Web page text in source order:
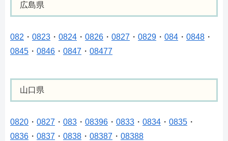
広島県
082 ・ 0823 ・ 0824 ・ 0826 ・ 0827 ・ 0829 ・ 084 ・ 0848 ・
0845 ・ 0846 ・ 0847 ・ 08477
山口県
0820 ・ 0827 ・ 083 ・ 08396 ・ 0833 ・ 0834 ・ 0835 ・
0836 ・ 0837 ・ 0838 ・ 08387 ・ 08388